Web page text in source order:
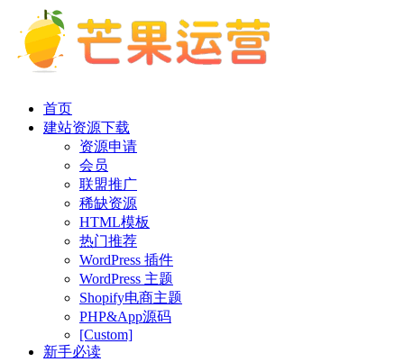
首页
建站资源下载
资源申请
会员
联盟推广
稀缺资源
HTML模板
热门推荐
WordPress 插件
WordPress 主题
Shopify电商主题
PHP&App源码
[Custom]
新手必读